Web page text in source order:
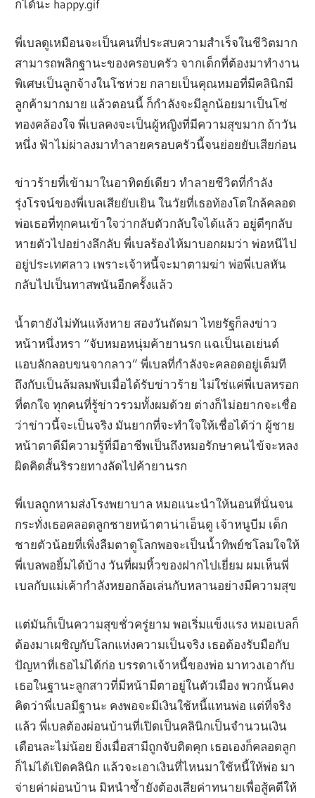
ก็ได้นะ happy.gif
พี่เบลดูเหมือนจะเป็นคนที่ประสบความสำเร็จในชีวิตมาก
สามารถพลิกฐานะของครอบครัว จากเด็กที่ต้องมาทำงาน
พิเศษเป็นลูกจ้างในโชห่วย กลายเป็นคุณหมอที่มีคลินิกมี
ลูกค้ามากมาย แล้วตอนนี้ ก็กำลังจะมีลูกน้อยมาเป็นโซ่
ทองคล้องใจ พี่เบลคงจะเป็นผู้หญิงที่มีความสุขมาก ถ้าวัน
หนึ่ง ฟ้าไม่ผ่าลงมาทำลายครอบครัวนี้จนย่อยยับเสียก่อน
ข่าวร้ายที่เข้ามาในอาทิตย์เดียว ทำลายชีวิตที่กำลัง
รุ่งโรจน์ของพี่เบลเสียยับเยิน ในวัยที่เธอท้องโตใกล้คลอด
พ่อเธอที่ทุกคนเข้าใจว่ากลับตัวกลับใจได้แล้ว อยู่ดีๆกลับ
หายตัวไปอย่างลึกลับ พี่เบลร้องไห้มาบอกผมว่า พ่อหนีไป
อยู่ประเทศลาว เพราะเจ้าหนี้จะมาตามฆ่า พ่อพี่เบลหัน
กลับไปเป็นทาสพนันอีกครั้งแล้ว
น้ำตายังไม่ทันแห้งหาย สองวันถัดมา ไทยรัฐก็ลงข่าว
หน้าหนึ่งหรา “จับหมอหนุ่มค้ายานรก แฉเป็นเอเย่นต์
แอบลักลอบขนจากลาว” พี่เบลที่กำลังจะคลอดอยู่เต็มที
ถึงกับเป็นล้มลมพับเมื่อได้รับข่าวร้าย ไม่ใช่แค่พี่เบลหรอก
ที่ตกใจ ทุกคนที่รู้ข่าวรวมทั้งผมด้วย ต่างก็ไม่อยากจะเชื่อ
ว่าข่าวนี้จะเป็นจริง มันยากที่จะทำใจให้เชื่อได้ว่า ผู้ชาย
หน้าตาดีมีความรู้ที่มีอาชีพเป็นถึงหมอรักษาคนไข้จะหลง
ผิดคิดสั้นริรวยทางลัดไปค้ายานรก
พี่เบลถูกหามส่งโรงพยาบาล หมอแนะนำให้นอนที่นั่นจน
กระทั่งเธอคลอดลูกชายหน้าตาน่าเอ็นดู เจ้าหนูบีม เด็ก
ชายตัวน้อยที่เพิ่งลืมตาดูโลกพอจะเป็นน้ำทิพย์ชโลมใจให้
พี่เบลพอยิ้มได้บ้าง วันที่ผมหิ้วของฝากไปเยี่ยม ผมเห็นพี่
เบลกับแม่เค้ากำลังหยอกล้อเล่นกับหลานอย่างมีความสุข
แต่มันก็เป็นความสุขชั่วครู่ยาม พอเริ่มแข็งแรง หมอเบลก็
ต้องมาเผชิญกับโลกแห่งความเป็นจริง เธอต้องรับมือกับ
ปัญหาที่เธอไม่ได้ก่อ บรรดาเจ้าหนี้ของพ่อ มาทวงเอากับ
เธอในฐานะลูกสาวที่มีหน้ามีตาอยู่ในตัวเมือง พวกนั้นคง
คิดว่าพี่เบลมีฐานะ คงพอจะมีเงินใช้หนี้แทนพ่อ แต่ที่จริง
แล้ว พี่เบลต้องผ่อนบ้านที่เปิดเป็นคลินิกเป็นจำนวนเงิน
เดือนละไม่น้อย ยิ่งเมื่อสามีถูกจับติดคุก เธอเองก็คลอดลูก
ก็ไม่ได้เปิดคลินิก แล้วจะเอาเงินที่ไหนมาใช้หนี้ให้พ่อ มา
จ่ายค่าผ่อนบ้าน มิหนำซ้ำยังต้องเสียค่าทนายเพื่อสู้คดีให้